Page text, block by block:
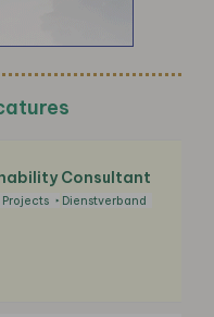
Consultant
Projects Dienstverband